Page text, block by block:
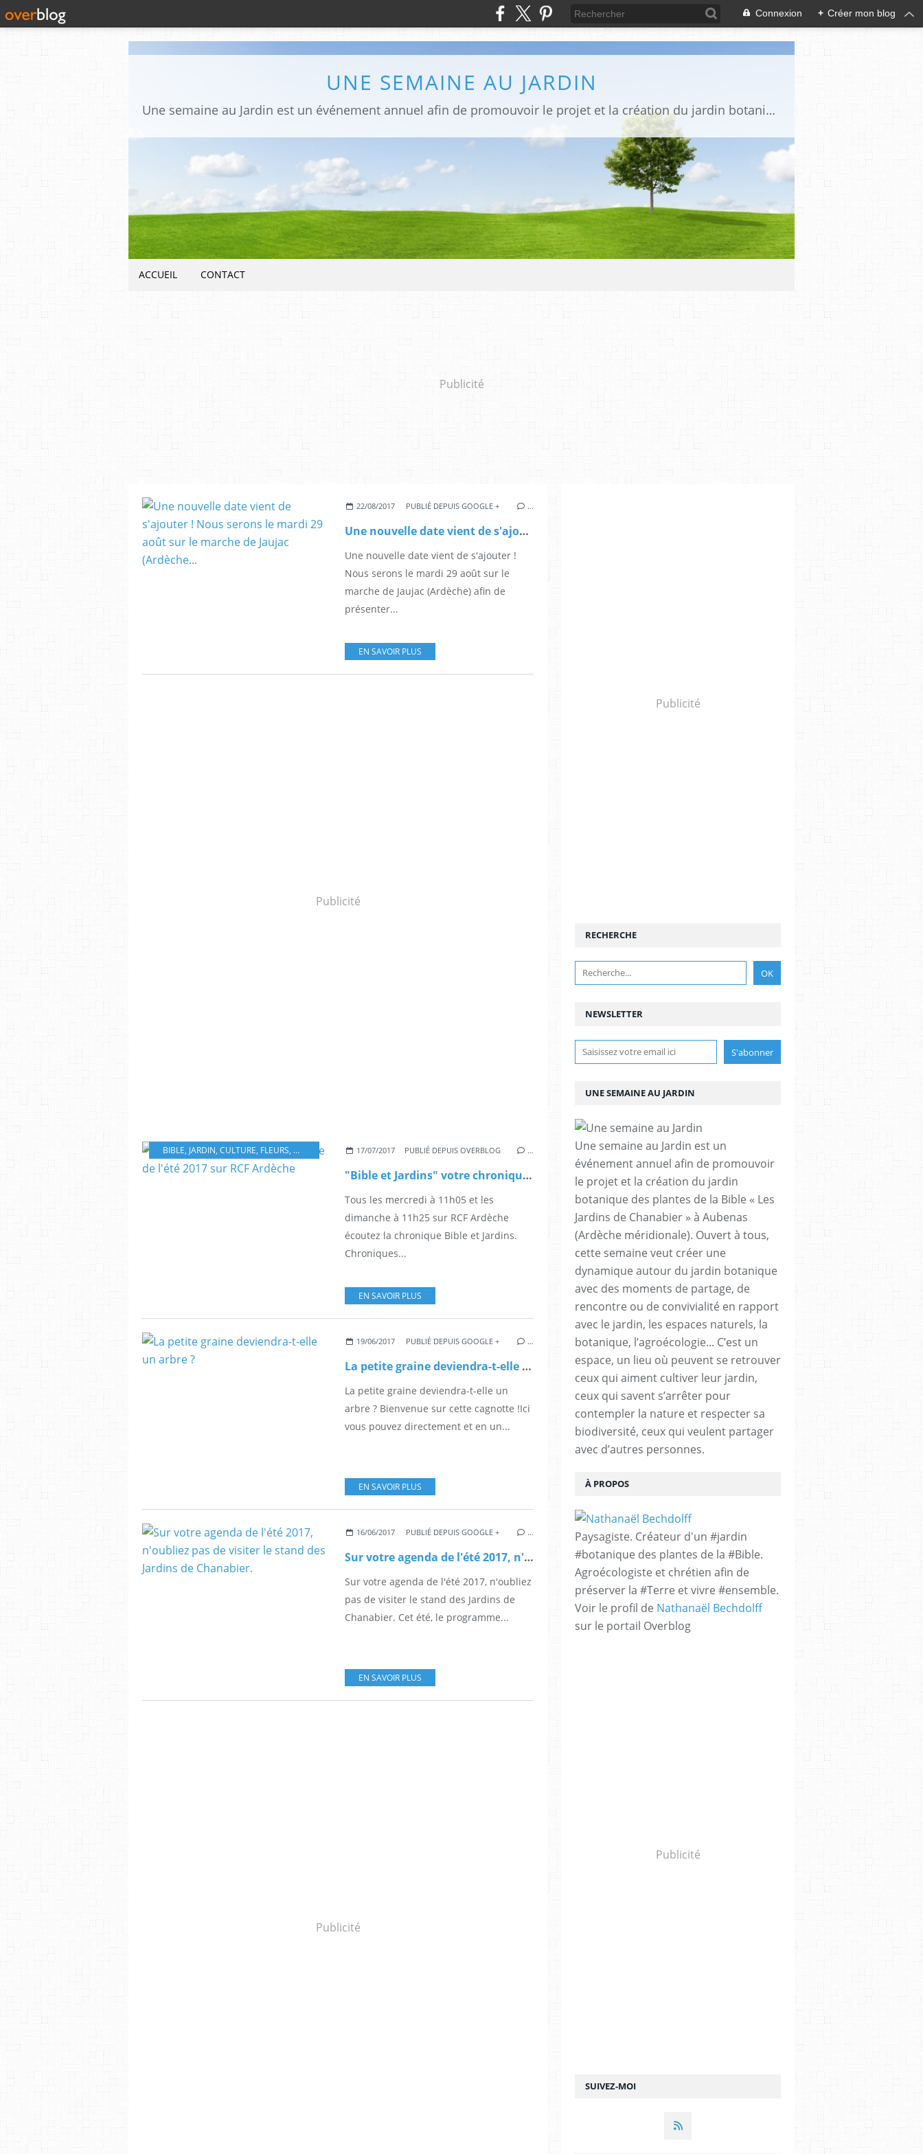
Connexion + Créer mon blog
UNE SEMAINE AU JARDIN
Une semaine au Jardin est un événement annuel afin de promouvoir le projet et la création du jardin botanique des plantes de la Bible « Les Jardins de Chanabier » à Aubenas (Ardèche méridionale). Ouvert à tous, cette semaine veut créer une dynamique autour du jardin botanique avec des moments de partage, de rencontre ou de convivialité en rapport avec le jardin, les espaces naturels, la botanique, l’agroécologie... C’est un espace, un lieu où peuvent se retrouver ceux qui aiment cultiver leur jardin, ceux qui savent s’arrêter pour contempler la nature et respecter sa biodiversité, ceux qui veulent partager avec d’autres personnes.
ACCUEIL CONTACT
Publicité
22/08/2017 PUBLIÉ DEPUIS GOOGLE + …
Une nouvelle date vient de s'ajouter ! Nous serons le mardi 29 août sur le marche de Jaujac (Ardèche...
Une nouvelle date vient de s'ajouter !
Nous serons le mardi 29 août sur le
marche de Jaujac (Ardèche) afin de
présenter...
EN SAVOIR PLUS
Publicité
BIBLE, JARDIN, CULTURE, FLEURS, NATURE 17/07/2017 PUBLIÉ DEPUIS OVERBLOG …
"Bible et Jardins" votre chronique de l'été 2017 sur RCF Ardèche
Tous les mercredi à 11h05 et les
dimanche à 11h25 sur RCF Ardèche
écoutez la chronique Bible et Jardins.
Chroniques...
EN SAVOIR PLUS
19/06/2017 PUBLIÉ DEPUIS GOOGLE + …
La petite graine deviendra-t-elle un arbre ?
La petite graine deviendra-t-elle un
arbre ? Bienvenue sur cette cagnotte !Ici
vous pouvez directement et en un...
EN SAVOIR PLUS
16/06/2017 PUBLIÉ DEPUIS GOOGLE + …
Sur votre agenda de l'été 2017, n'oubliez pas de visiter le stand des Jardins de Chanabier.
Sur votre agenda de l'été 2017, n'oubliez
pas de visiter le stand des Jardins de
Chanabier. Cet été, le programme...
EN SAVOIR PLUS
Publicité
Publicité
NEWSLETTER
SUIVEZ-MOI
RECHERCHE
UNE SEMAINE AU JARDIN
Une semaine au Jardin est un
événement annuel afin de promouvoir
le projet et la création du jardin
botanique des plantes de la Bible « Les
Jardins de Chanabier » à Aubenas
(Ardèche méridionale). Ouvert à tous,
cette semaine veut créer une
dynamique autour du jardin botanique
avec des moments de partage, de
rencontre ou de convivialité en rapport
avec le jardin, les espaces naturels, la
botanique, l’agroécologie... C’est un
espace, un lieu où peuvent se retrouver
ceux qui aiment cultiver leur jardin,
ceux qui savent s’arrêter pour
contempler la nature et respecter sa
biodiversité, ceux qui veulent partager
avec d’autres personnes.
À PROPOS
Paysagiste. Créateur d'un #jardin
#botanique des plantes de la #Bible.
Agroécologiste et chrétien afin de
préserver la #Terre et vivre #ensemble.
Voir le profil de Nathanaël Bechdolff
sur le portail Overblog
Publicité